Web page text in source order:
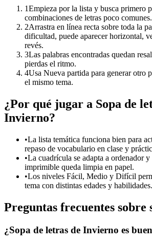
1Empieza por la lista y busca primero
combinaciones de letras poco comunes.
2Arrastra en línea recta sobre toda la
dificultad, puede aparecer horizontal,
revés.
3Las palabras encontradas quedan
pierdas el ritmo.
4Usa Nueva partida para generar otro
el mismo tema.
¿Por qué jugar a Sopa de
Invierno?
•La lista temática funciona bien para
repaso de vocabulario en clase y
•La cuadrícula se adapta a ordenador
imprimible queda limpia en papel.
•Los niveles Fácil, Medio y Difícil
tema con distintas edades y habilidades.
Preguntas frecuentes sobre
¿Sopa de letras de Invierno es